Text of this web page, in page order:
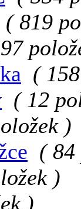
( 819
(
( 12
)
( 84
)
)